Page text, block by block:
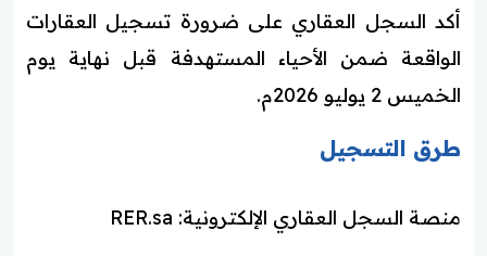
أكد السجل العقاري على ضرورة تسجيل العقارات
الواقعة ضمن الأحياء المستهدفة قبل نهاية يوم
الخميس 2 يوليو 2026م.
طرق التسجيل
منصة السجل العقاري الإلكترونية: RER.sa